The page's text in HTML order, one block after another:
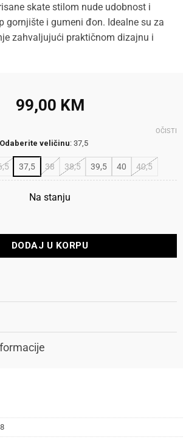
skate stilom nude udobnost i
gornjište i gumeni đon. Idealne su za
zahvaljujući praktičnom dizajnu i
99,00 KM
Odaberite veličinu: 37,5
37,5 38 38,5 39,5 40 40,5
OČISTI
Na stanju
Court 00s količina
DODAJ U KORPU